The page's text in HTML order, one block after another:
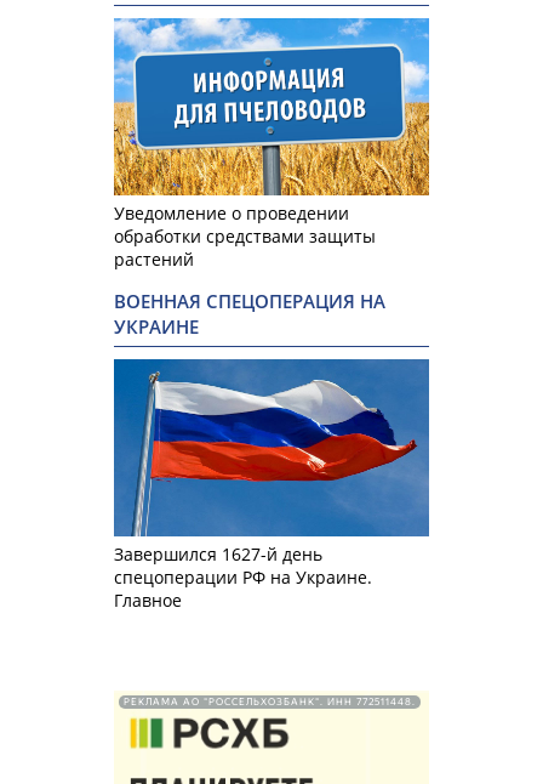
Уведомление о проведении
обработки средствами защиты
растений
ВОЕННАЯ СПЕЦОПЕРАЦИЯ НА
УКРАИНЕ
Завершился 1627-й день
спецоперации РФ на Украине.
Главное
РЕКЛАМА АО "РОССЕЛЬХОЗБАНК". ИНН 772511448.